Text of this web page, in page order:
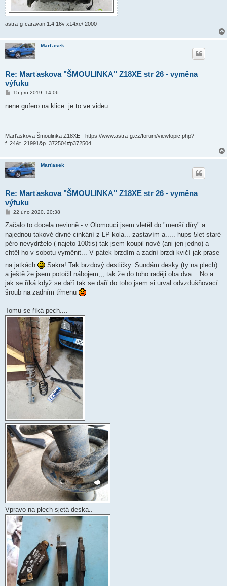
astra-g-caravan 1.4 16v x14xe/ 2000
Marťasek
Re: Marťaskova "ŠMOULINKA" Z18XE str 26 - vyměna
výfuku
P
í
e
k
15 pro 2019, 14:06
nene gufero na klice. je to ve videu.
Marťaskova Šmoulinka Z18XE - https://www.astra-g.cz/forum/viewtopic.php?
f=24&t=21991&p=372504#p372504
Marťasek
Re: Marťaskova "ŠMOULINKA" Z18XE str 26 - vyměna
výfuku
P
í
p
ě
e
22 úno 2020, 20:38
Začalo to docela nevinně - v Olomouci jsem vletěl do "menší díry" a
najednou takové divné cinkání z LP kola... zastavím a..... hups 5let staré
péro nevydrželo ( najeto 100tis) tak jsem koupil nové (ani jen jedno) a
chtěl ho v sobotu vyměnit... V pátek brzdím a zadní brzdi kvičí jak prase
na jatkách
Sakra! Tak brzdový destičky. Sundám desky (ty na plech)
a ještě že jsem potočil nábojem,,, tak že do toho raději oba dva... No a
jak se říká když se daří tak se daří do toho jsem si urval odvzdušňovací
šroub na zadním třmenu
Tomu se říká pech....
Vpravo na plech sjetá deska..